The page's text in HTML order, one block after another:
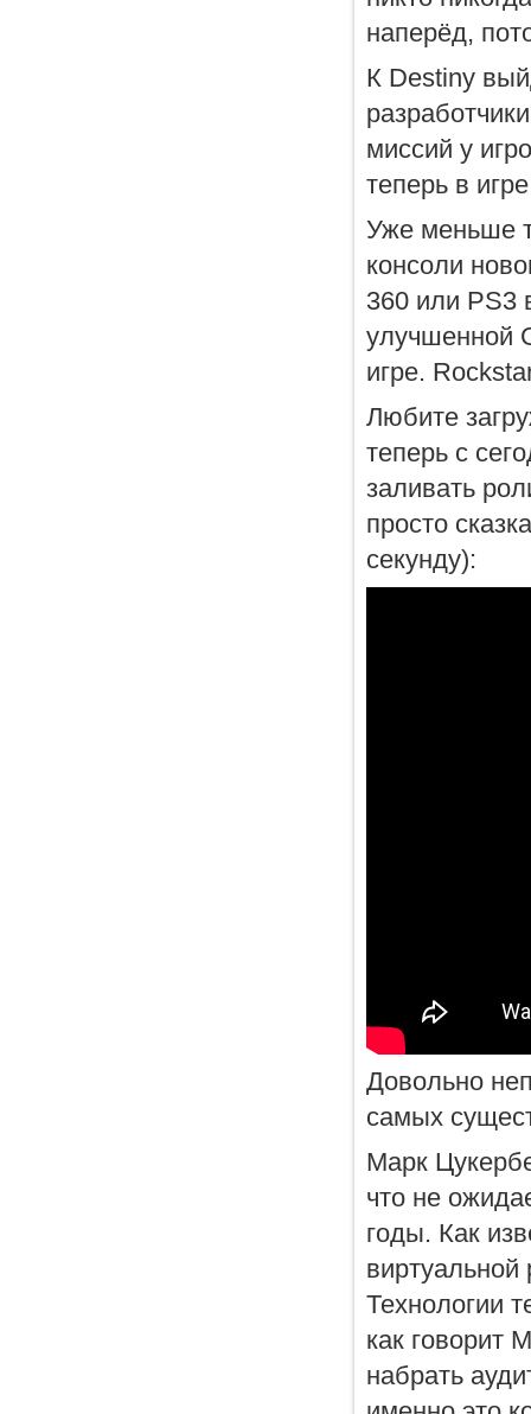
наперёд,
К Destiny
миссий у
теперь в
Уже меньше
консоли
360 или PS3
улучшенной
игре.
Любите
теперь с
заливать
просто
секунду):
Довольно
самых
Марк
что не
годы. Как
Технологии
как говорит
набрать